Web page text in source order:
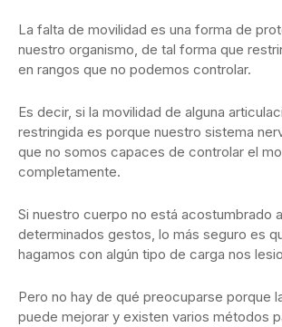
La falta de movilidad es una forma de
nuestro organismo, de tal forma que
en rangos que no podemos controlar.
Es decir, si la movilidad de alguna
restringida es porque nuestro sistema
que no somos capaces de controlar el
completamente.
Si nuestro cuerpo no está acostumbrado
determinados gestos, lo más seguro es
hagamos con algún tipo de carga nos
Pero no hay de qué preocuparse porque
puede mejorar y existen varios métodos